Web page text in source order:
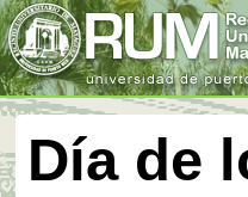
Día de